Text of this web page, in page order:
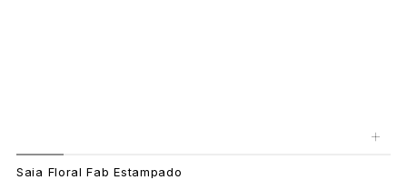
+
Saia Floral Fab Estampado